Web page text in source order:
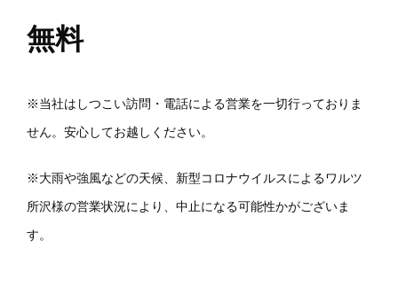
無料
※当社はしつこい訪問・電話による営業を一切行っておりま
せん。安心してお越しください。
※大雨や強風などの天候、新型コロナウイルスによるワルツ
所沢様の営業状況により、中止になる可能性かがございま
す。